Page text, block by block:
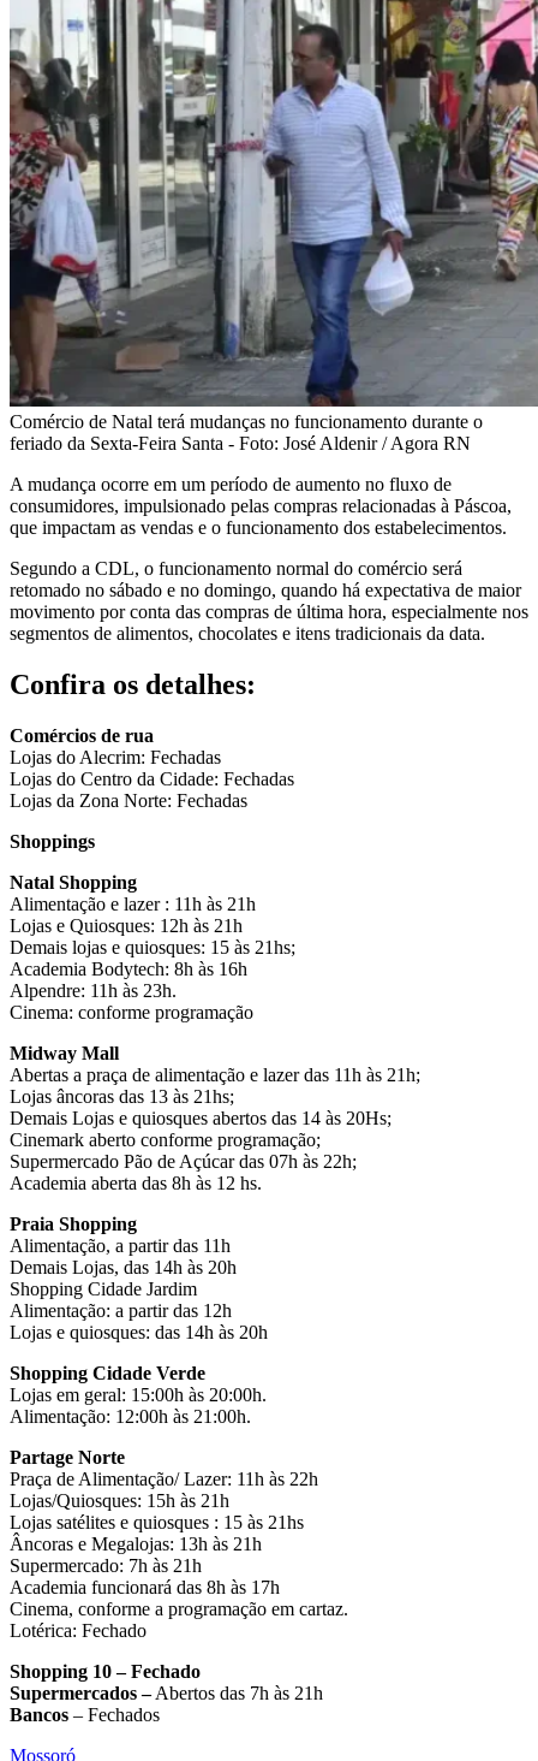
Comércio de Natal terá mudanças no funcionamento durante o
feriado da Sexta-Feira Santa - Foto: José Aldenir / Agora RN
A mudança ocorre em um período de aumento no fluxo de
consumidores, impulsionado pelas compras relacionadas à Páscoa,
que impactam as vendas e o funcionamento dos estabelecimentos.
Segundo a CDL, o funcionamento normal do comércio será
retomado no sábado e no domingo, quando há expectativa de maior
movimento por conta das compras de última hora, especialmente nos
segmentos de alimentos, chocolates e itens tradicionais da data.
Confira os detalhes:
Comércios de rua
Lojas do Alecrim: Fechadas
Lojas do Centro da Cidade: Fechadas
Lojas da Zona Norte: Fechadas
Shoppings
Natal Shopping
Alimentação e lazer : 11h às 21h
Lojas e Quiosques: 12h às 21h
Demais lojas e quiosques: 15 às 21hs;
Academia Bodytech: 8h às 16h
Alpendre: 11h às 23h.
Cinema: conforme programação
Midway Mall
Abertas a praça de alimentação e lazer das 11h às 21h;
Lojas âncoras das 13 às 21hs;
Demais Lojas e quiosques abertos das 14 às 20Hs;
Cinemark aberto conforme programação;
Supermercado Pão de Açúcar das 07h às 22h;
Academia aberta das 8h às 12 hs.
Praia Shopping
Alimentação, a partir das 11h
Demais Lojas, das 14h às 20h
Shopping Cidade Jardim
Alimentação: a partir das 12h
Lojas e quiosques: das 14h às 20h
Shopping Cidade Verde
Lojas em geral: 15:00h às 20:00h.
Alimentação: 12:00h às 21:00h.
Partage Norte
Praça de Alimentação/ Lazer: 11h às 22h
Lojas/Quiosques: 15h às 21h
Lojas satélites e quiosques : 15 às 21hs
Âncoras e Megalojas: 13h às 21h
Supermercado: 7h às 21h
Academia funcionará das 8h às 17h
Cinema, conforme a programação em cartaz.
Lotérica: Fechado
Shopping 10 – Fechado
Supermercados –Abertos das 7h às 21h
Bancos – Fechados
Mossoró